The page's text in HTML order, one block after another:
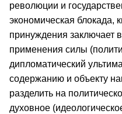
революции и
экономическая блокада,
принуждения заключает
применения силы
дипломатический
содержанию и объекту
разделить на
духовное